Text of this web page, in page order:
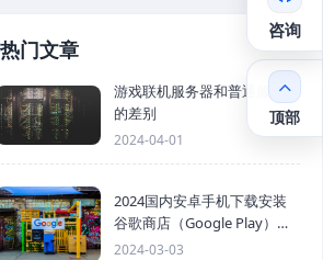
热门文章
游戏联机服务器和普通服务器
的差别
2024-04-01
2024国内安卓手机下载安装
谷歌商店（Google Play）详
细步骤
2024-03-03
咨询
顶部